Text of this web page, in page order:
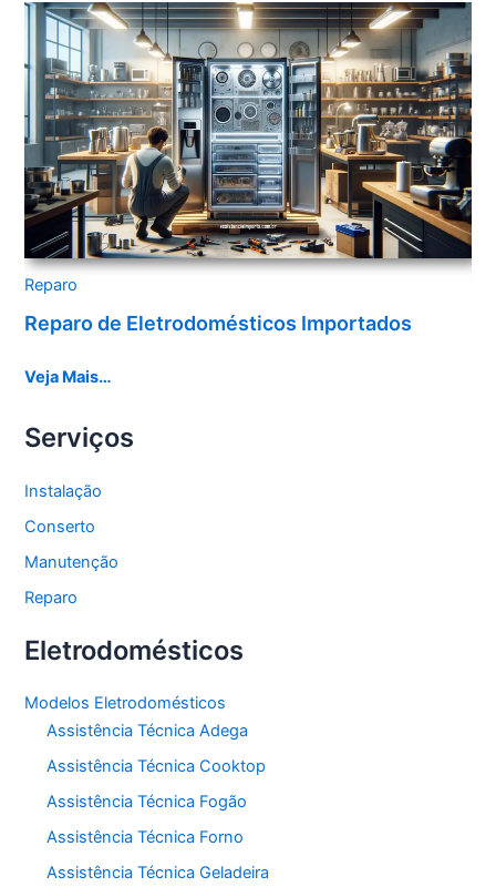
Reparo
Reparo de Eletrodomésticos Importados
Veja Mais…
Serviços
Instalação
Conserto
Manutenção
Reparo
Eletrodomésticos
Modelos Eletrodomésticos
Assistência Técnica Adega
Assistência Técnica Cooktop
Assistência Técnica Fogão
Assistência Técnica Forno
Assistência Técnica Geladeira